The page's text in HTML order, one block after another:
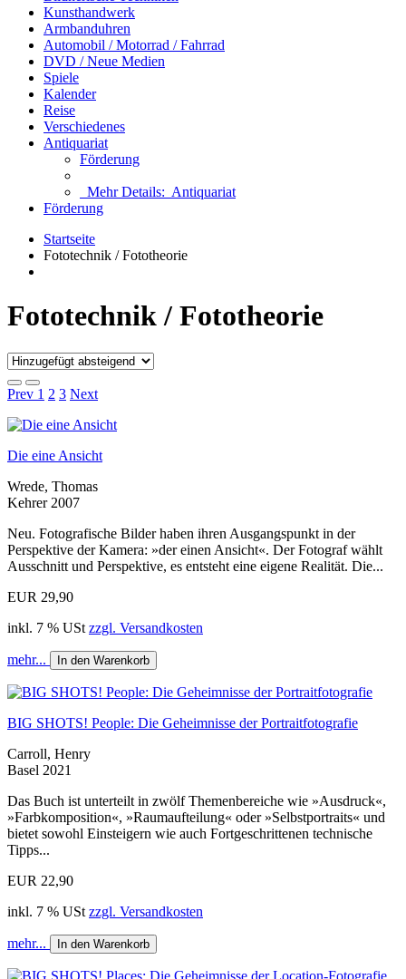
Kunsthandwerk
Armbanduhren
Automobil / Motorrad / Fahrrad
DVD / Neue Medien
Spiele
Kalender
Reise
Verschiedenes
Antiquariat
Förderung
Mehr Details: Antiquariat
Förderung
Startseite
Fototechnik / Fototheorie
Fototechnik / Fototheorie
Prev 1 2 3 Next
Die eine Ansicht
Wrede, Thomas
Kehrer 2007
Neu. Fotografische Bilder haben ihren Ausgangspunkt in der
Perspektive der Kamera: »der einen Ansicht«. Der Fotograf wählt
Ausschnitt und Perspektive, es entsteht eine eigene Realität. Die...
EUR 29,90
inkl. 7 % USt zzgl. Versandkosten
mehr... In den Warenkorb
BIG SHOTS! People: Die Geheimnisse der Portraitfotografie
Carroll, Henry
Basel 2021
Das Buch ist unterteilt in zwölf Themenbereiche wie »Ausdruck«,
»Farbkomposition«, »Raumaufteilung« oder »Selbstportraits« und
bietet sowohl Einsteigern wie auch Fortgeschrittenen technische
Tipps...
EUR 22,90
inkl. 7 % USt zzgl. Versandkosten
mehr... In den Warenkorb